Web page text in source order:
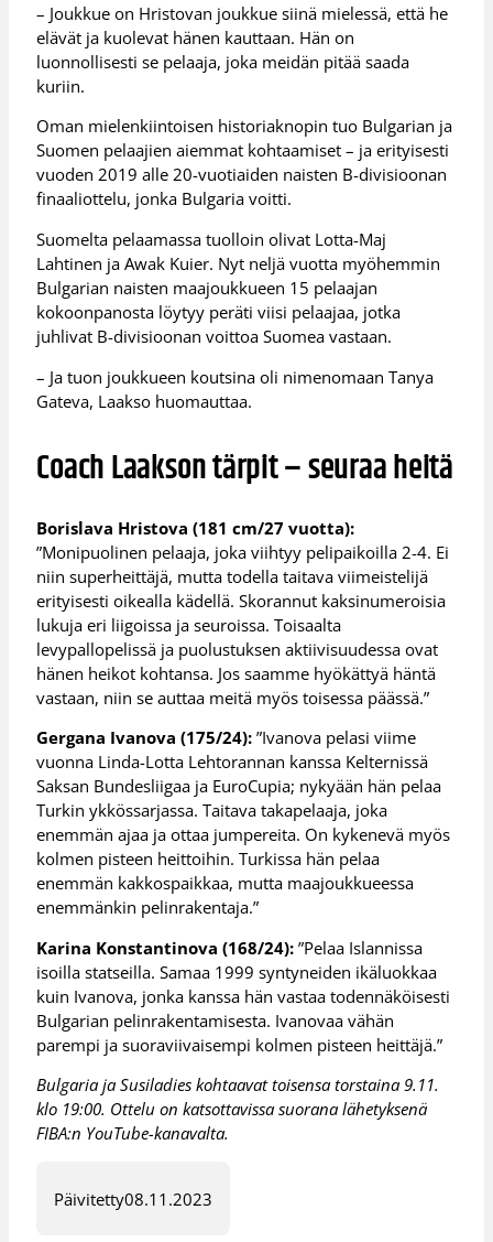
– Joukkue on Hristovan joukkue siinä mielessä, että he
elävät ja kuolevat hänen kauttaan. Hän on
luonnollisesti se pelaaja, joka meidän pitää saada
kuriin.
Oman mielenkiintoisen historiaknopin tuo Bulgarian ja
Suomen pelaajien aiemmat kohtaamiset – ja erityisesti
vuoden 2019 alle 20-vuotiaiden naisten B-divisioonan
finaaliottelu, jonka Bulgaria voitti.
Suomelta pelaamassa tuolloin olivat Lotta-Maj
Lahtinen ja Awak Kuier. Nyt neljä vuotta myöhemmin
Bulgarian naisten maajoukkueen 15 pelaajan
kokoonpanosta löytyy peräti viisi pelaajaa, jotka
juhlivat B-divisioonan voittoa Suomea vastaan.
– Ja tuon joukkueen koutsina oli nimenomaan Tanya
Gateva, Laakso huomauttaa.
Coach Laakson tärpit – seuraa heitä
Borislava Hristova (181 cm/27 vuotta):
”Monipuolinen pelaaja, joka viihtyy pelipaikoilla 2-4. Ei
niin superheittäjä, mutta todella taitava viimeistelijä
erityisesti oikealla kädellä. Skorannut kaksinumeroisia
lukuja eri liigoissa ja seuroissa. Toisaalta
levypallopelissä ja puolustuksen aktiivisuudessa ovat
hänen heikot kohtansa. Jos saamme hyökättyä häntä
vastaan, niin se auttaa meitä myös toisessa päässä.”
Gergana Ivanova (175/24): ”Ivanova pelasi viime
vuonna Linda-Lotta Lehtorannan kanssa Kelternissä
Saksan Bundesliigaa ja EuroCupia; nykyään hän pelaa
Turkin ykkössarjassa. Taitava takapelaaja, joka
enemmän ajaa ja ottaa jumpereita. On kykenevä myös
kolmen pisteen heittoihin. Turkissa hän pelaa
enemmän kakkospaikkaa, mutta maajoukkueessa
enemmänkin pelinrakentaja.”
Karina Konstantinova (168/24): ”Pelaa Islannissa
isoilla statseilla. Samaa 1999 syntyneiden ikäluokkaa
kuin Ivanova, jonka kanssa hän vastaa todennäköisesti
Bulgarian pelinrakentamisesta. Ivanovaa vähän
parempi ja suoraviivaisempi kolmen pisteen heittäjä.”
Bulgaria ja Susiladies kohtaavat toisensa torstaina 9.11.
klo 19:00. Ottelu on katsottavissa suorana lähetyksenä
FIBA:n YouTube-kanavalta.
Päivitetty08.11.2023